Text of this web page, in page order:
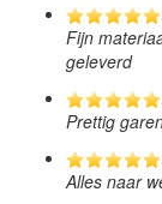
Fijn
geleverd
Prettig
Alles naar